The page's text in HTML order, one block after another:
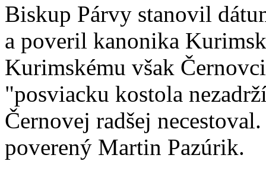
Biskup Párvy stanovil
a poveril kanonika
Kurimskému však
"posviacku kostola
Černovej radšej
poverený Martin Pazúrik.